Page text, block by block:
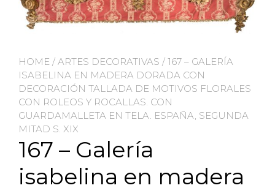
HOME / ARTES DECORATIVAS / 167 – GALERÍA
ISABELINA EN MADERA DORADA CON
DECORACIÓN TALLADA DE MOTIVOS FLORALES
CON ROLEOS Y ROCALLAS. CON
GUARDAMALLETA EN TELA. ESPAÑA, SEGUNDA
MITAD S. XIX
167 – Galería
isabelina en madera